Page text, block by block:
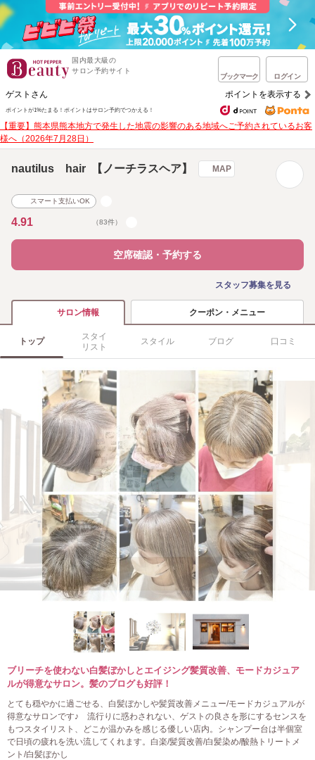
国内最大級の
サロン予約サイト
ブックマーク ログイン
ゲストさん ポイントを表示する
ポイントが1%たまる！ ポイントはサロン予約でつかえる！
【重要】熊本県熊本地方で発生した地震の影響のある地域へご予約されているお客
様へ（2026年7月28日）
nautilus hair 【ノーチラスヘア】 MAP
スマート支払いOK
4.91 （83件）
空席確認・予約する
スタッフ募集を見る
サロン情報 クーポン・メニュー
トップ
スタイ
リスト
スタイル ブログ 口コミ
ブリーチを使わない白髪ぼかしとエイジング髪質改善、モードカジュア
ルが得意なサロン。髪のブログも好評！
とても穏やかに過ごせる、白髪ぼかしや髪質改善メニュー/モードカジュアルが
得意なサロンです♪ 流行りに惑わされない、ゲストの良さを形にするセンスを
もつスタイリスト、どこか温かみを感じる優しい店内。シャンプー台は半個室
で日頃の疲れを洗い流してくれます。白楽/髪質改善/白髪染め/酸熱トリートメ
ント/白髪ぼかし